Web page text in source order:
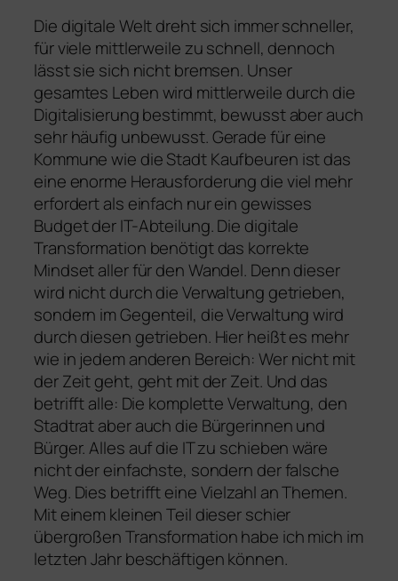
Die digitale Welt dreht sich immer schneller,
für viele mittlerweile zu schnell, dennoch
lässt sie sich nicht bremsen. Unser
gesamtes Leben wird mittlerweile durch die
Digitalisierung bestimmt, bewusst aber auch
sehr häufig unbewusst. Gerade für eine
Kommune wie die Stadt Kaufbeuren ist das
eine enorme Herausforderung die viel mehr
erfordert als einfach nur ein gewisses
Budget der IT-Abteilung. Die digitale
Transformation benötigt das korrekte
Mindset aller für den Wandel. Denn dieser
wird nicht durch die Verwaltung getrieben,
sondern im Gegenteil, die Verwaltung wird
durch diesen getrieben. Hier heißt es mehr
wie in jedem anderen Bereich: Wer nicht mit
der Zeit geht, geht mit der Zeit. Und das
betrifft alle: Die komplette Verwaltung, den
Stadtrat aber auch die Bürgerinnen und
Bürger. Alles auf die IT zu schieben wäre
nicht der einfachste, sondern der falsche
Weg. Dies betrifft eine Vielzahl an Themen.
Mit einem kleinen Teil dieser schier
übergroßen Transformation habe ich mich im
letzten Jahr beschäftigen können.